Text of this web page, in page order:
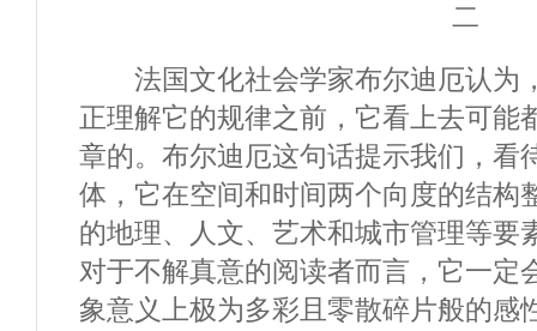
二
法国文化社会学家布尔迪厄认为
正理解它的规律之前，它看上去可能
章的。布尔迪厄这句话提示我们，看
体，它在空间和时间两个向度的结构
的地理、人文、艺术和城市管理等要
对于不解真意的阅读者而言，它一定
象意义上极为多彩且零散碎片般的感